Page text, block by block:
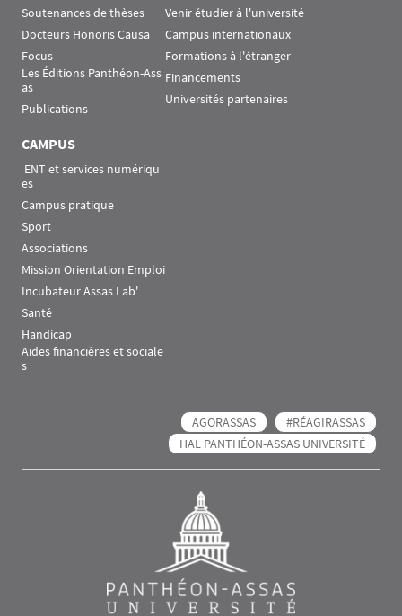
Soutenances de thèses
Docteurs Honoris Causa
Focus
Les Éditions Panthéon-Ass
as
Publications
Venir étudier à l'université
Campus internationaux
Formations à l'étranger
Financements
Universités partenaires
CAMPUS
es
Campus pratique
Sport
Associations
Mission Orientation Emploi
Incubateur Assas Lab'
Santé
Handicap
Aides financières et sociale
s
AGORASSAS
#RÉAGIRASSAS
HAL PANTHÉON-ASSAS UNIVERSITÉ